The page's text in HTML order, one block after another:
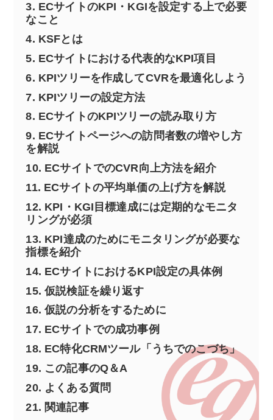
3. ECサイトのKPI・KGIを設定する上で必要
なこと
4. KSFとは
5. ECサイトにおける代表的なKPI項目
6. KPIツリーを作成してCVRを最適化しよう
7. KPIツリーの設定方法
8. ECサイトのKPIツリーの読み取り方
9. ECサイトページへの訪問者数の増やし方
を解説
10. ECサイトでのCVR向上方法を紹介
11. ECサイトの平均単価の上げ方を解説
12. KPI・KGI目標達成には定期的なモニタ
リングが必須
13. KPI達成のためにモニタリングが必要な
指標を紹介
14. ECサイトにおけるKPI設定の具体例
15. 仮説検証を繰り返す
16. 仮説の分析をするために
17. ECサイトでの成功事例
18. EC特化CRMツール「うちでのこづち」
19. この記事のQ＆A
20. よくある質問
21. 関連記事